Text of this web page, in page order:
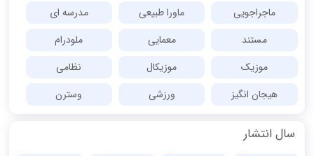
ماجراجویی
ماورا طبیعی
مدرسه ای
مستند
معمایی
ملودرام
موزیک
موزیکال
نظامی
هیجان انگیز
ورزشی وسترن
سال انتشار